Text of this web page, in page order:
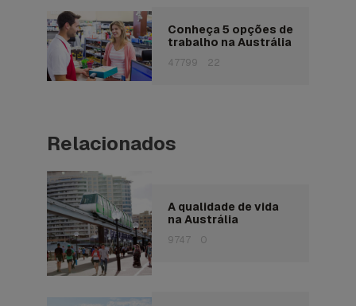
Conheça 5 opções de
trabalho na Austrália
47799 22
Relacionados
A qualidade de vida
na Austrália
9747 0